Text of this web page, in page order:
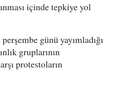
içinde tepkiye yol
günü yayımladığı
gruplarının
protestoların